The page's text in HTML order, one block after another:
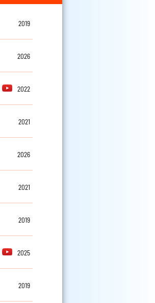
2019
2026
2022
2021
2026
2021
2019
2025
2019